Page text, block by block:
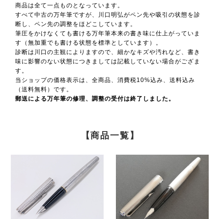
商品は全て一点ものとなっています。
すべて中古の万年筆ですが、川口明弘がペン先や吸引の状態を診
断し、ペン先の調整をほどこしています。
筆圧をかけなくても書ける万年筆本来の書き味に仕上がっていま
す（無加重でも書ける状態を標準としています）。
診断は川口の主観によりますので、細かなキズや汚れなど、書き
味に影響のない状態につきましては記載していない場合がござま
す。
当ショップの価格表示は、全商品、消費税10%込み、送料込み
（送料無料）です。
郵送による万年筆の修理、調整の受付は終了しました。
【商品一覧】